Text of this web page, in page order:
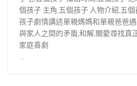
個孩子 主角,五個孩子 人物介紹,五
孩子劇情講述單親媽媽和單親爸爸
與家人之間的矛盾,和解,關愛尋找真
家庭喜劇